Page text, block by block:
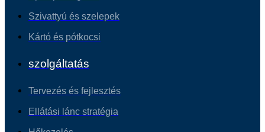
Szivattyú és szelepek
Kártó és pótkocsi
szolgáltatás
Tervezés és fejlesztés
Ellátási lánc stratégia